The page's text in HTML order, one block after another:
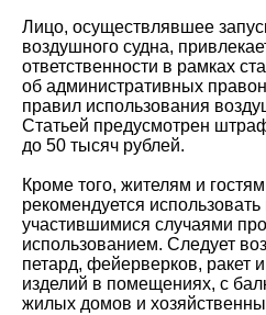
Лицо, осуществлявшее
воздушного судна,
ответственности в рамках
об административных
правил использования
Статьей предусмотрен
до 50 тысяч рублей.
Кроме того, жителям и
рекомендуется
участившимися случаями
использованием. Следует
петард, фейерверков, ракет
изделий в помещениях, с
жилых домов и